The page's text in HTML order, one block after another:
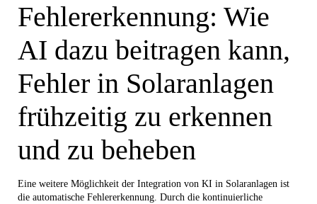
Fehlererkennung: Wie
AI dazu beitragen kann,
Fehler in Solaranlagen
frühzeitig zu erkennen
und zu beheben
Eine weitere Möglichkeit der Integration von KI in Solaranlagen ist
die automatische Fehlererkennung. Durch die kontinuierliche